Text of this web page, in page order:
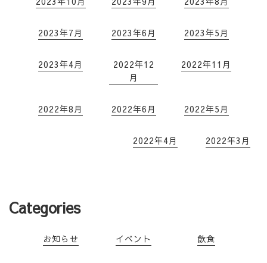
2023年7月 2023年6月 2023年5月
2023年4月
2022年12
月
2022年11月
2022年8月 2022年6月 2022年5月
2022年4月 2022年3月
Categories
お知らせ イベント 飲食